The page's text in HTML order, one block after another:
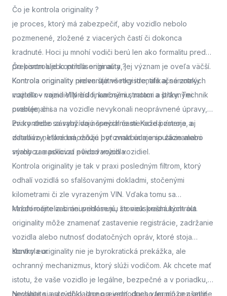
Čo je kontrola originality ?
je proces, ktorý má zabezpečiť, aby vozidlo nebolo
pozmenené, zložené z viacerých častí či dokonca
kradnuté. Hoci ju mnohí vodiči berú len ako formalitu pred
prepisom alebo prihlásením auta, jej význam je oveľa väčší.
Kontrola originality nielen štátne registre, ale aj samotných
majiteľov vozidiel pred finančnými stratami a právnymi
problémami.
Čo kontroluje kontrola originality ?
Kontrola originality preveruje všetky identifikačné znaky
vozidla – najmä VIN číslo, karosériu, motor a štítky. Technik
overuje, či sa na vozidle nevykonali neoprávnené úpravy,
zvary alebo zásahy do nosných častí. Každá zmena, aj
zdanlivo neškodná, môže byť znakom manipulácie alebo
snahy zamaskovať pôvod vozidla.
Pri kontrole sa využívajú špeciálne meracie prístroje a
databázy, ktoré umožňujú porovnať údaje so záznamami
výrobcu a políciou evidovaných vozidiel.
Kontrola originality je tak v praxi posledným filtrom, ktorý
odhalí vozidlá so sfalšovanými dokladmi, stočenými
kilometrami či zle vyrazeným VIN. Vďaka tomu sa
každoročne zabráni prihláseniu stoviek kradnutých áut.
Mnohí majitelia si neuvedomujú, že neúspešná kontrola
originality môže znamenať zastavenie registrácie, zadržanie
vozidla alebo nutnosť dodatočných opráv, ktoré stoja
stovky eur.
Kontrola originality nie je byrokratická prekážka, ale
ochranný mechanizmus, ktorý slúži vodičom. Ak chcete mať
istotu, že vaše vozidlo je legálne, bezpečné a v poriadku,
nechajte si auto dôkladne preveriť.dnes vám môže ušetriť
Neváhajte asi rýchlo, lacno a jednoducho termín cez online